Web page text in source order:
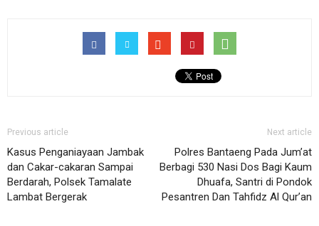
Previous article
Kasus Penganiayaan Jambak
dan Cakar-cakaran Sampai
Berdarah, Polsek Tamalate
Lambat Bergerak
Next article
Polres Bantaeng Pada Jum’at
Berbagi 530 Nasi Dos Bagi Kaum
Dhuafa, Santri di Pondok
Pesantren Dan Tahfidz Al Qur’an